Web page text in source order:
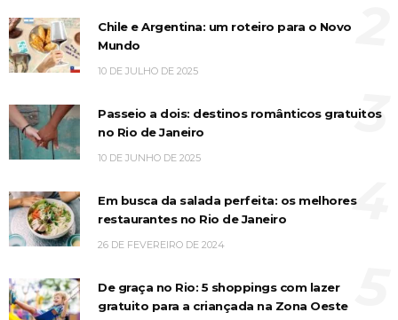
Chile e Argentina: um roteiro para o Novo
Mundo
10 DE JULHO DE 2025
Passeio a dois: destinos românticos gratuitos
no Rio de Janeiro
10 DE JUNHO DE 2025
3
Em busca da salada perfeita: os melhores
restaurantes no Rio de Janeiro
26 DE FEVEREIRO DE 2024
4
De graça no Rio: 5 shoppings com lazer
gratuito para a criançada na Zona Oeste